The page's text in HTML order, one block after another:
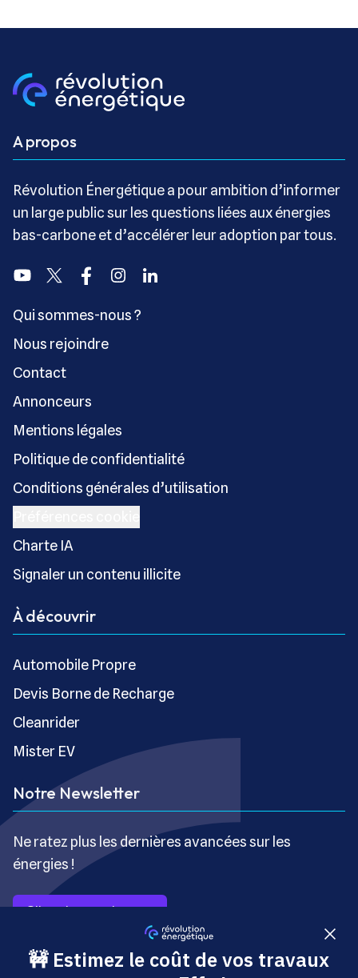
A propos
Révolution Énergétique a pour ambition d’informer
un large public sur les questions liées aux énergies
bas-carbone et d’accélérer leur adoption par tous.
YoutubeTwitter FacebookInstagramLinkedin
Qui sommes-nous ?
Nous rejoindre
Contact
Annonceurs
Mentions légales
Politique de confidentialité
Conditions générales d’utilisation
Charte IA
Signaler un contenu illicite
À découvrir
Automobile Propre
Devis Borne de Recharge
Cleanrider
Mister EV
Notre Newsletter
Ne ratez plus les dernières avancées sur les
énergies !
S’inscrire gratuitement